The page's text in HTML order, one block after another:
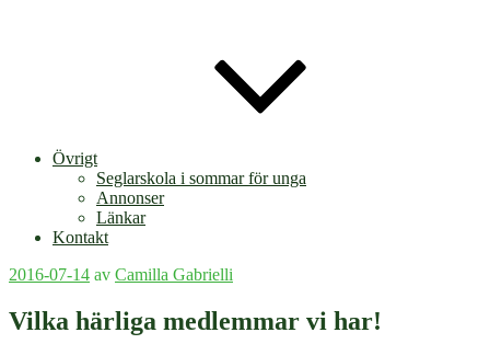
Övrigt
Seglarskola i sommar för unga
Annonser
Länkar
Kontakt
Publicerat
2016-07-14 av Camilla Gabrielli
Vilka härliga medlemmar vi har!